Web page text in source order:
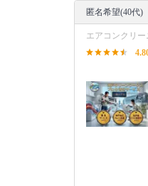
匿名希望(40代)
エアコンクリ